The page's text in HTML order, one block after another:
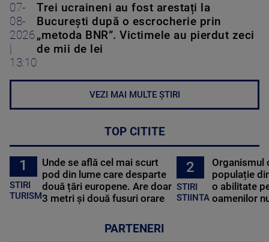
07-
08-
2026
|
13:10
Trei ucraineni au fost arestați la
București după o escrocherie prin
„metoda BNR”. Victimele au pierdut zeci
de mii de lei
VEZI MAI MULTE ȘTIRI
TOP CITITE
1
STIRI
TURISM
Unde se află cel mai scurt
pod din lume care desparte
două țări europene. Are doar
3 metri și două fusuri orare
2
STIRI
STIINTA
Organismul
populație
o abilitate
oamenilor
PARTENERI